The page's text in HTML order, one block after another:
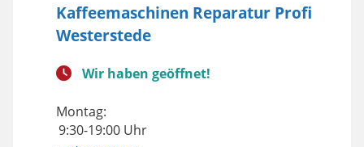
Kaffeemaschinen Reparatur Profi
Westerstede
Wir haben geöffnet!
Montag:
9:30-19:00 Uhr